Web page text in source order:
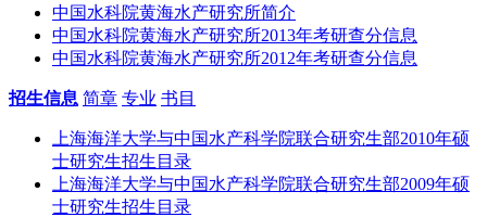
中国水科院黄海水产研究所简介
中国水科院黄海水产研究所2013年考研查分信息
中国水科院黄海水产研究所2012年考研查分信息
招生信息 简章 专业 书目
上海海洋大学与中国水产科学院联合研究生部2010年硕
士研究生招生目录
上海海洋大学与中国水产科学院联合研究生部2009年硕
士研究生招生目录